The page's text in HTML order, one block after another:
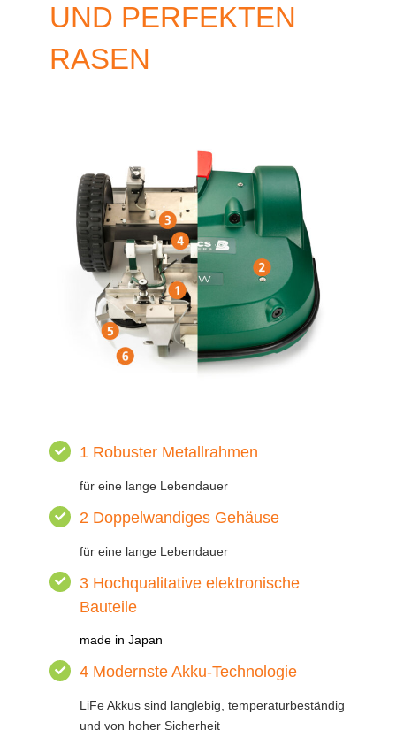
UND PERFEKTEN
RASEN
1 Robuster Metallrahmen
für eine lange Lebendauer
2 Doppelwandiges Gehäuse
für eine lange Lebendauer
3 Hochqualitative elektronische
Bauteile
made in Japan
4 Modernste Akku-Technologie
LiFe Akkus sind langlebig, temperaturbeständig
und von hoher Sicherheit